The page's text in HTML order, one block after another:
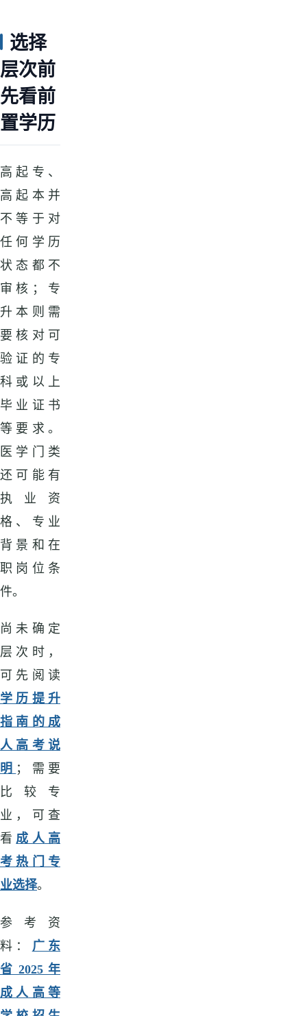
选择
层次前
先看前
置学历
高起专、
高起本并
不等于对
任何学历
状态都不
审核；专
升本则需
要核对可
验证的专
科或以上
毕业证书
等要求。
医学门类
还可能有
执业资
格、专业
背景和在
职岗位条
件。
尚未确定
层次时，
可先阅读
学历提升
指南的成
人高考说
明 ；需要
比较专
业，可查
看 成人高
考热门专
业选择。
参考资
料： 广东
省 2025 年
成人高等